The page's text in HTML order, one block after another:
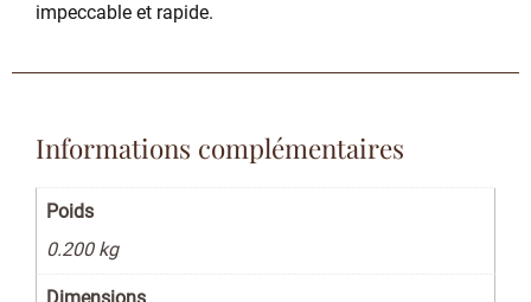
impeccable et rapide.
Informations complémentaires
Poids
0.200 kg